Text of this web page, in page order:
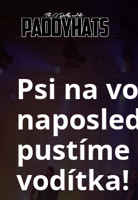
content
Psi na
pustíme
vodítka!